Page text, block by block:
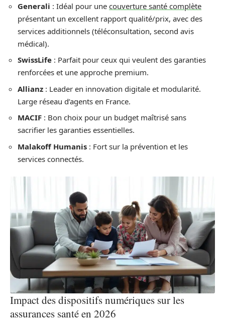
Generali : Idéal pour une couverture santé complète
présentant un excellent rapport qualité/prix, avec des
services additionnels (téléconsultation, second avis
médical).
SwissLife : Parfait pour ceux qui veulent des garanties
renforcées et une approche premium.
Allianz : Leader en innovation digitale et modularité.
Large réseau d’agents en France.
MACIF : Bon choix pour un budget maîtrisé sans
sacrifier les garanties essentielles.
Malakoff Humanis : Fort sur la prévention et les
services connectés.
Impact des dispositifs numériques sur les
assurances santé en 2026